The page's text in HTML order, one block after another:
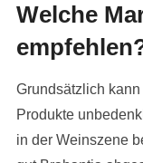
Welche
Grundsätzlich
Produkte
in der Weinszene